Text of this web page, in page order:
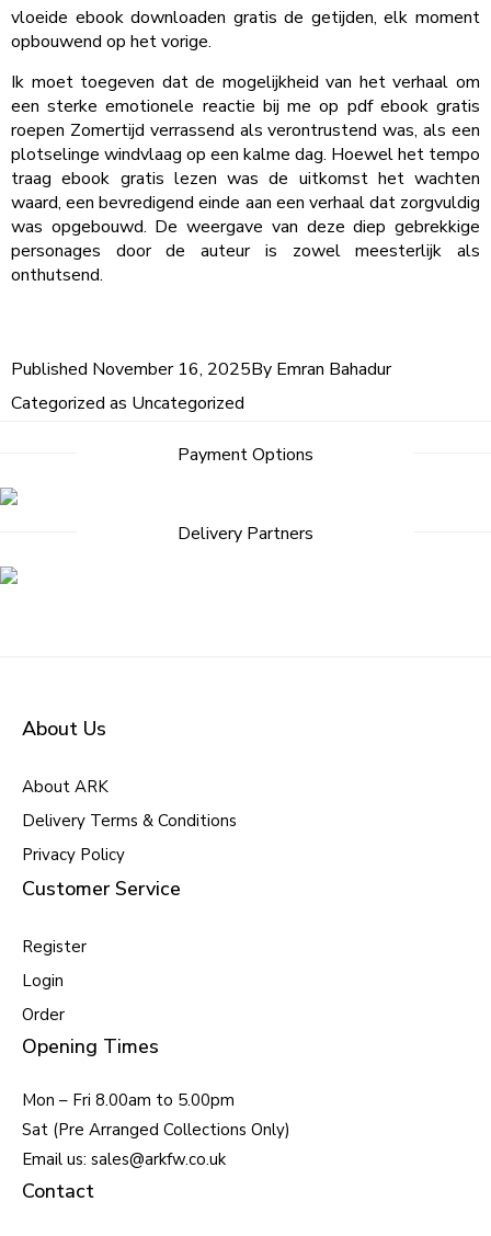
vloeide ebook downloaden gratis de getijden, elk moment
opbouwend op het vorige.
Ik moet toegeven dat de mogelijkheid van het verhaal om
een sterke emotionele reactie bij me op pdf ebook gratis
roepen Zomertijd verrassend als verontrustend was, als een
plotselinge windvlaag op een kalme dag. Hoewel het tempo
traag ebook gratis lezen was de uitkomst het wachten
waard, een bevredigend einde aan een verhaal dat zorgvuldig
was opgebouwd. De weergave van deze diep gebrekkige
personages door de auteur is zowel meesterlijk als
onthutsend.
Published November 16, 2025By Emran Bahadur
Categorized as Uncategorized
Payment Options
Delivery Partners
About Us
About ARK
Delivery Terms & Conditions
Privacy Policy
Customer Service
Register
Login
Order
Opening Times
Mon – Fri 8.00am to 5.00pm
Sat (Pre Arranged Collections Only)
Email us: sales@arkfw.co.uk
Contact